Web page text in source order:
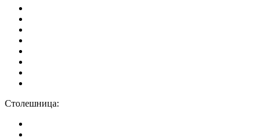
Столешница: